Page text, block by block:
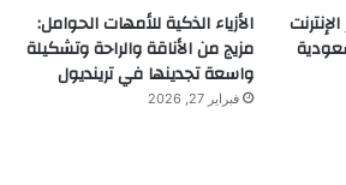
الأزياء الذكية للأمهات الحوامل:
مزيج من الأناقة والراحة وتشكيلة
واسعة تجدينها في ترينديول
فبراير 27, 2026